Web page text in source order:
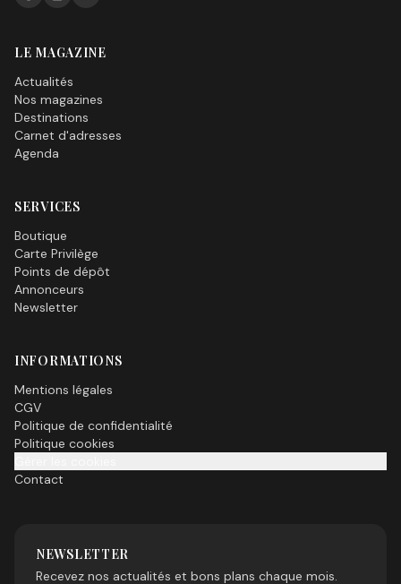
LE MAGAZINE
Actualités
Nos magazines
Destinations
Carnet d'adresses
Agenda
SERVICES
Boutique
Carte Privilège
Points de dépôt
Annonceurs
Newsletter
INFORMATIONS
Mentions légales
CGV
Politique de confidentialité
Politique cookies
Contact
NEWSLETTER
Recevez nos actualités et bons plans chaque mois.